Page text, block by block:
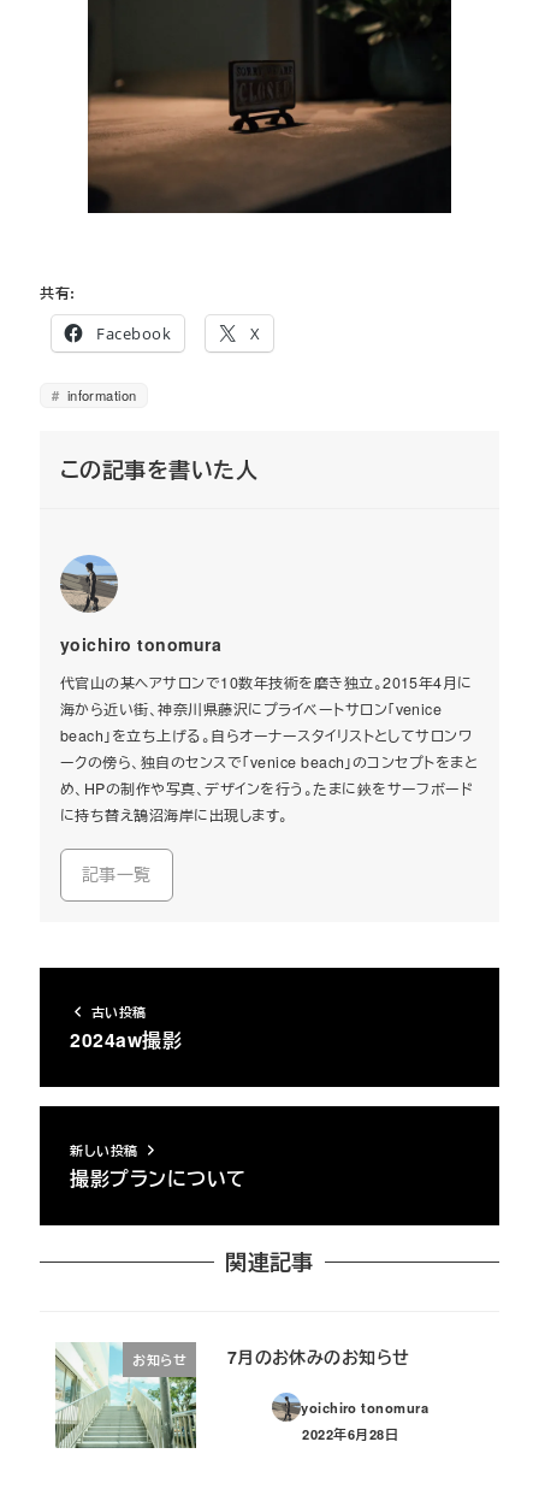
共有:
Facebook
X
information
この記事を書いた人
yoichiro tonomura
代官山の某ヘアサロンで10数年技術を磨き独立。2015年4月に
海から近い街、神奈川県藤沢にプライベートサロン「venice
beach」を立ち上げる。自らオーナースタイリストとしてサロンワ
ークの傍ら、独自のセンスで「venice beach」のコンセプトをまと
め、HPの制作や写真、デザインを行う。たまに鋏をサーフボード
に持ち替え鵠沼海岸に出現します。
記事一覧
古い投稿
2024aw撮影
新しい投稿
撮影プランについて
関連記事
お知らせ 7月のお休みのお知らせ
yoichiro tonomura
投稿日
2022年6月28日